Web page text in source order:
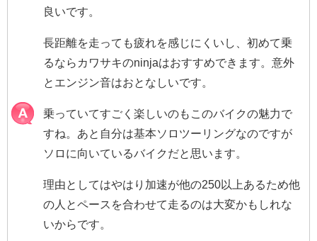
良いです。
長距離を走っても疲れを感じにくいし、初めて乗
るならカワサキのninjaはおすすめできます。意外
とエンジン音はおとなしいです。
乗っていてすごく楽しいのもこのバイクの魅力で
すね。あと自分は基本ソロツーリングなのですが
ソロに向いているバイクだと思います。
理由としてはやはり加速が他の250以上あるため他
の人とペースを合わせて走るのは大変かもしれな
いからです。